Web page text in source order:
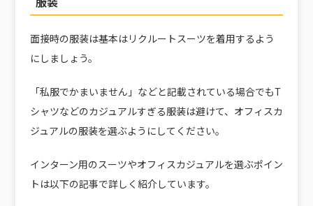
面接時の服装は基本はリクルートスーツを着用するよう
にしましょう。
「私服でかまいません」などと記載されている場合でもT
シャツなどのカジュアルすぎる服装は避けて、オフィスカ
ジュアルの服装を選ぶようにしてください。
インターン用のスーツやオフィスカジュアルを選ぶポイン
トは以下の記事で詳しく紹介しています。